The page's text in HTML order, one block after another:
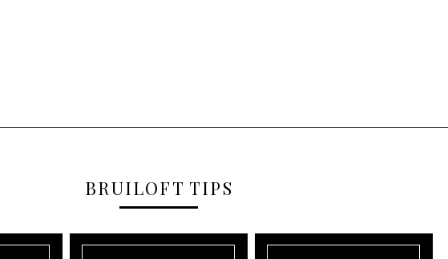
BRUILOFT TIPS